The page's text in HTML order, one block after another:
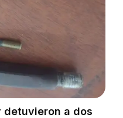
detuvieron a dos